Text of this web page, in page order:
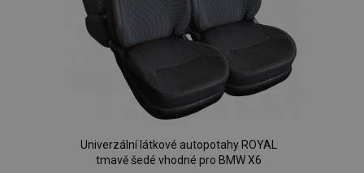
Univerzální látkové autopotahy ROYAL
tmavě šedé vhodné pro BMW X6